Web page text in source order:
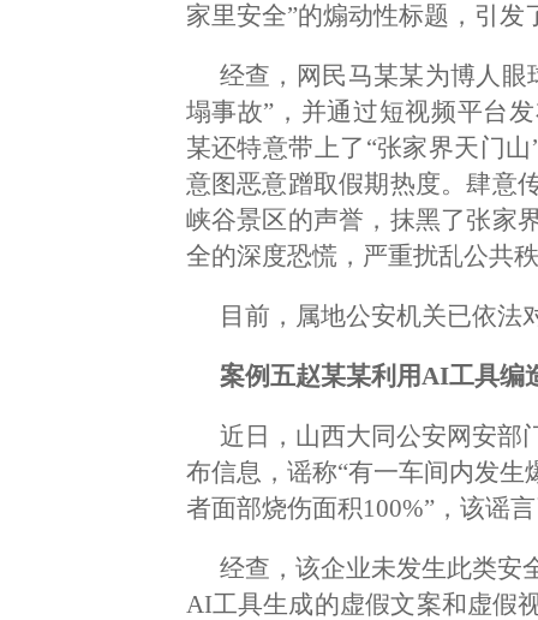
家里安全”的煽动性标题，引发
经查，网民马某某为博人
塌事故”，并通过短视频平台
某还特意带上了“张家界天门
意图恶意蹭取假期热度。肆意
峡谷景区的声誉，抹黑了张家
全的深度恐慌，严重扰乱公共
目前，属地公安机关已依法
案例五赵某某利用AI工具编
近日，山西大同公安网安部
布信息，谣称“有一车间内发生
者面部烧伤面积100%”，该谣
经查，该企业未发生此类安
AI工具生成的虚假文案和虚假